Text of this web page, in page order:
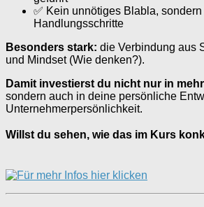
✅ Kein unnötiges Blabla,
Handlungsschritte
Besonders stark: die Verbindung aus
und Mindset (Wie denken?).
Damit investierst du nicht nur in
sondern auch in deine persönliche
Unternehmerpersönlichkeit.
Willst du sehen, wie das im Kurs